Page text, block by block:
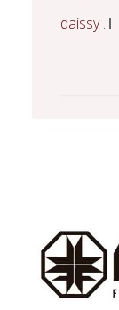
daissy .